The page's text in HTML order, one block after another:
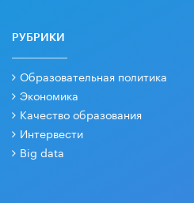
РУБРИКИ
Образовательная политика
Экономика
Качество образования
Интервести
Big data